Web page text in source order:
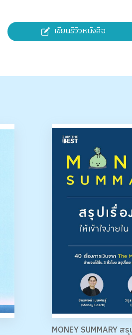
เขียนรีวิวหนังสือ
MONEY SUMMARY ส